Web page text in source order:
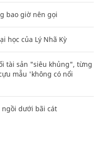
bao giờ nên gọi
học của Lý Nhã Kỳ
tài sản "siêu khủng", từng
mẫu 'không có nổi
ngồi dưới bãi cát